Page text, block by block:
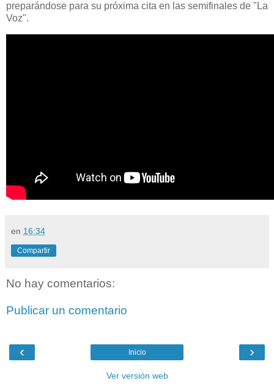
preparándose para su próxima cita en las semifinales de "La
Voz".
en 16:34
Compartir
No hay comentarios:
Publicar un comentario
‹ ›
Inicio
Ver versión web